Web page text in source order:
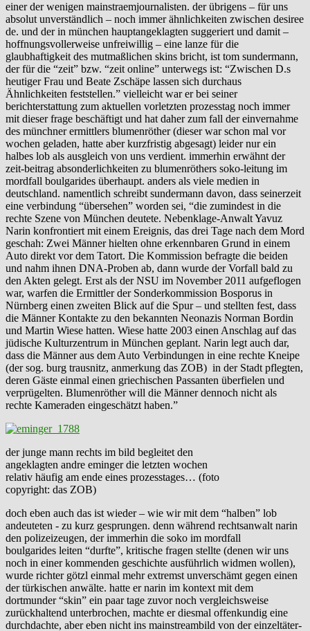
einer der wenigen mainstraemjournalisten. der übrigens – für uns
absolut unverständlich – noch immer ähnlichkeiten zwischen desiree
de. und der in münchen hauptangeklagten suggeriert und damit –
hoffnungsvollerweise unfreiwillig – eine lanze für die
glaubhaftigkeit des mutmaßlichen skins bricht, ist tom sundermann,
der für die “zeit” bzw. “zeit online” unterwegs ist: “Zwischen D.s
heutiger Frau und Beate Zschäpe lassen sich durchaus
Ähnlichkeiten feststellen.” vielleicht war er bei seiner
berichterstattung zum aktuellen vorletzten prozesstag noch immer
mit dieser frage beschäftigt und hat daher zum fall der einvernahme
des münchner ermittlers blumenröther (dieser war schon mal vor
wochen geladen, hatte aber kurzfristig abgesagt) leider nur ein
halbes lob als ausgleich von uns verdient. immerhin erwähnt der
zeit-beitrag absonderlichkeiten zu blumenröthers soko-leitung im
mordfall boulgarides überhaupt. anders als viele medien in
deutschland. namentlich schreibt sundermann davon, dass seinerzeit
eine verbindung “übersehen” worden sei, “die zumindest in die
rechte Szene von München deutete. Nebenklage-Anwalt Yavuz
Narin konfrontiert mit einem Ereignis, das drei Tage nach dem Mord
geschah: Zwei Männer hielten ohne erkennbaren Grund in einem
Auto direkt vor dem Tatort. Die Kommission befragte die beiden
und nahm ihnen DNA-Proben ab, dann wurde der Vorfall bald zu
den Akten gelegt. Erst als der NSU im November 2011 aufgeflogen
war, warfen die Ermittler der Sonderkommission Bosporus in
Nürnberg einen zweiten Blick auf die Spur – und stellten fest, dass
die Männer Kontakte zu den bekannten Neonazis Norman Bordin
und Martin Wiese hatten. Wiese hatte 2003 einen Anschlag auf das
jüdische Kulturzentrum in München geplant. Narin legt auch dar,
dass die Männer aus dem Auto Verbindungen in eine rechte Kneipe
(der sog. burg trausnitz, anmerkung das ZOB) in der Stadt pflegten,
deren Gäste einmal einen griechischen Passanten überfielen und
verprügelten. Blumenröther will die Männer dennoch nicht als
rechte Kameraden eingeschätzt haben.”
der junge mann rechts im bild begleitet den
angeklagten andre eminger die letzten wochen
relativ häufig am ende eines prozesstages… (foto
copyright: das ZOB)
doch eben auch das ist wieder – wie wir mit dem “halben” lob
andeuteten - zu kurz gesprungen. denn während rechtsanwalt narin
den polizeizeugen, der immerhin die soko im mordfall
boulgarides leiten “durfte”, kritische fragen stellte (denen wir uns
noch in einer kommenden geschichte ausführlich widmen wollen),
wurde richter götzl einmal mehr extremst unverschämt gegen einen
der türkischen anwälte. hatte er narin im kontext mit dem
dortmunder “skin” ein paar tage zuvor noch vergleichsweise
zurückhaltend unterbrochen, machte er diesmal offenkundig eine
durchdachte, aber eben nicht ins mainstreambild von der einzeltäter-